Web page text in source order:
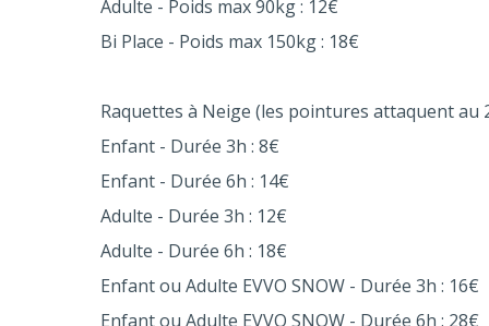
Adulte - Poids max 90kg : 12€
Bi Place - Poids max 150kg : 18€
Raquettes à Neige (les pointures attaquent au
Enfant - Durée 3h : 8€
Enfant - Durée 6h : 14€
Adulte - Durée 3h : 12€
Adulte - Durée 6h : 18€
Enfant ou Adulte EVVO SNOW - Durée 3h : 16€
Enfant ou Adulte EVVO SNOW - Durée 6h : 28€